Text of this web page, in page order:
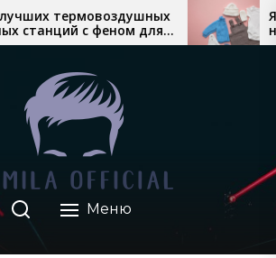
Який теплий дитячий
найкраще продається
взимку
Меню